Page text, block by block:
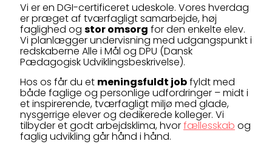
Vi er en DGI-certificeret udeskole. Vores hverdag
er præget af tværfagligt samarbejde, høj
faglighed og stor omsorg for den enkelte elev.
Vi planlægger undervisning med udgangspunkt i
redskaberne Alle i Mål og DPU (Dansk
Pædagogisk Udviklingsbeskrivelse).
Hos os får du et meningsfuldt jobfyldt med
både faglige og personlige udfordringer – midt i
et inspirerende, tværfagligt miljø med glade,
nysgerrige elever og dedikerede kolleger. Vi
tilbyder et godt arbejdsklima, hvorfællesskab og
faglig udvikling går hånd i hånd.